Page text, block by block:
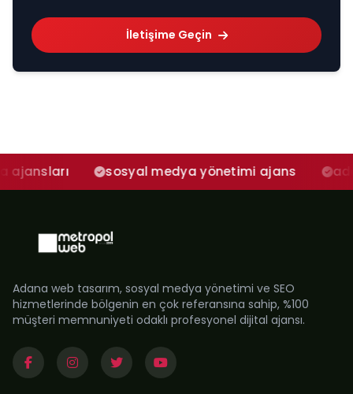
İletişime Geçin
sosyal medya yönetimi ajans adana
Adana web tasarım, sosyal medya yönetimi ve SEO
hizmetlerinde bölgenin en çok referansına sahip, %100
müşteri memnuniyeti odaklı profesyonel dijital ajansı.